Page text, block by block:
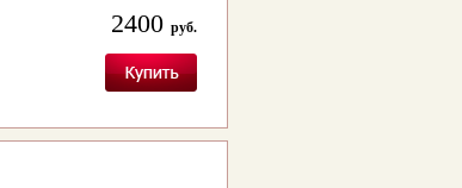
2400 руб.